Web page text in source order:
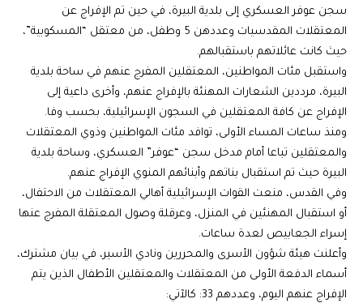
سجن عوفر العسكري إلى بلدية البيرة، في حين تم الإفراج عن
المعتقلات المقدسيات وعددهن 5 وطفل، من معتقل “المسكوبية”،
حيث كانت عائلاتهم باستقبالهم.
واستقبل مئات المواطنين، المعتقلين المفرج عنهم في ساحة بلدية
البيرة، مرددين الشعارات المهنئة بالإفراج عنهم، وأخرى داعية إلى
الإفراج عن كافة المعتقلين في السجون الإسرائيلية، بحسب وفا.
ومنذ ساعات المساء الأولى، توافد مئات المواطنين وذوي المعتقلات
والمعتقلين تباعا أمام مدخل سجن “عوفر” العسكري، وساحة بلدية
البيرة حيث تم استقبال بناتهم وأبنائهم المنوي الإفراج عنهم.
وفي القدس، منعت القوات الإسرائيلية أهالي المعتقلات من الاحتفال،
أو استقبال المهنئين في المنزل، وعرقلة وصول المعتقلة المفرج عنها
إسراء الجعابيص لعدة ساعات.
وأعلنت هيئة شؤون الأسرى والمحررين ونادي الأسير، في بيان مشترك،
أسماء الدفعة الأولى من المعتقلات والمعتقلين الأطفال الذين يتم
الإفراج عنهم اليوم، وعددهم 33: كالآتي: